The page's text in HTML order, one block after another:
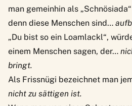
man gemeinhin als
denn diese Menschen sind…
„Du bist so ein Loamlackl“,
einem Menschen sagen, der…
bringt.
Als Frissnügi bezeichnet man
nicht zu sättigen ist.